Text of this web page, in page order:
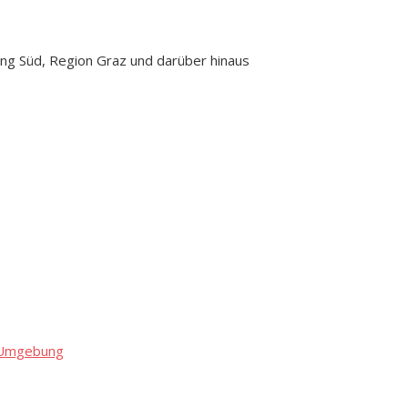
Süd, Region Graz und darüber hinaus